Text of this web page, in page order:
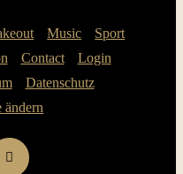
Music
Sport
Contact
Login
Datenschutz
ändern